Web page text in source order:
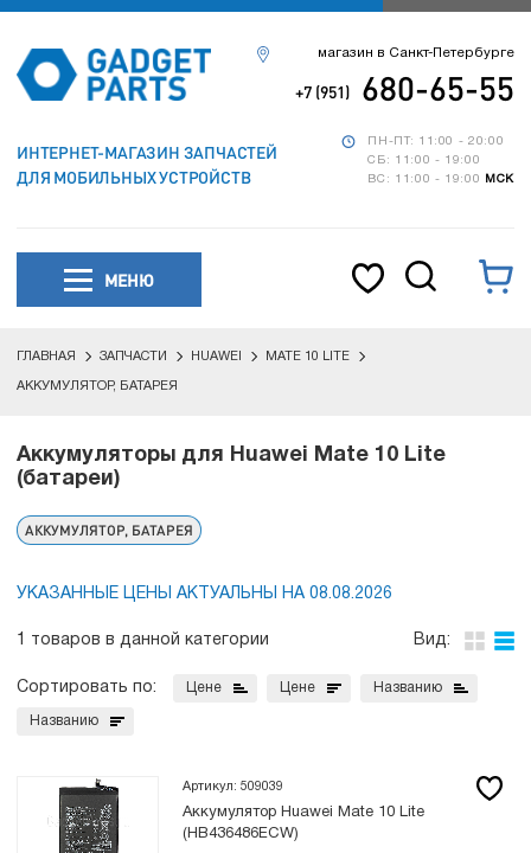
ИНТЕРНЕТ-МАГАЗИН ЗАПЧАСТЕЙ
ДЛЯ МОБИЛЬНЫХ УСТРОЙСТВ
ПН-ПТ: 11:00 - 20:00
СБ: 11:00 - 19:00
ВС: 11:00 - 19:00
МСК
магазин в Санкт-Петербурге
+7 (951) 680-65-55
МЕНЮ
ГЛАВНАЯ ЗАПЧАСТИ HUAWEI MATE 10 LITE
АККУМУЛЯТОР, БАТАРЕЯ
Аккумуляторы для Huawei Mate 10 Lite
(батареи)
АККУМУЛЯТОР, БАТАРЕЯ
УКАЗАННЫЕ ЦЕНЫ АКТУАЛЬНЫ НА 08.08.2026
1 товаров в данной категории Вид:
Сортировать по: Цене Цене Названию
Названию
Артикул: 509039
Аккумулятор Huawei Mate 10 Lite
(HB436486ECW)